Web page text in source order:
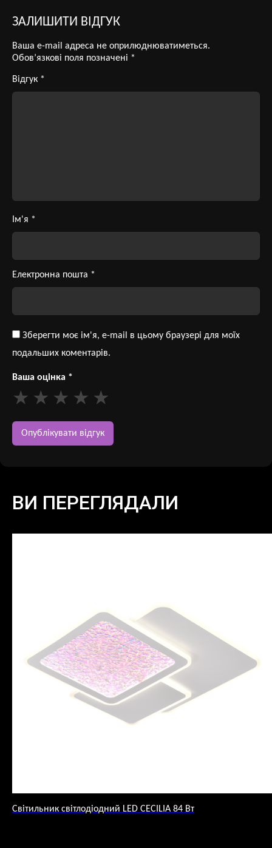
ЗАЛИШИТИ ВІДГУК
Ваша e-mail адреса не оприлюднюватиметься.
Обов’язкові поля позначені *
Відгук *
Ім'я *
Електронна пошта *
Зберегти моє ім'я, e-mail в цьому браузері для моїх
подальших коментарів.
Ваша оцінка *
ВИ ПЕРЕГЛЯДАЛИ
Світильник світлодіодний LED CECILIA 84 Вт